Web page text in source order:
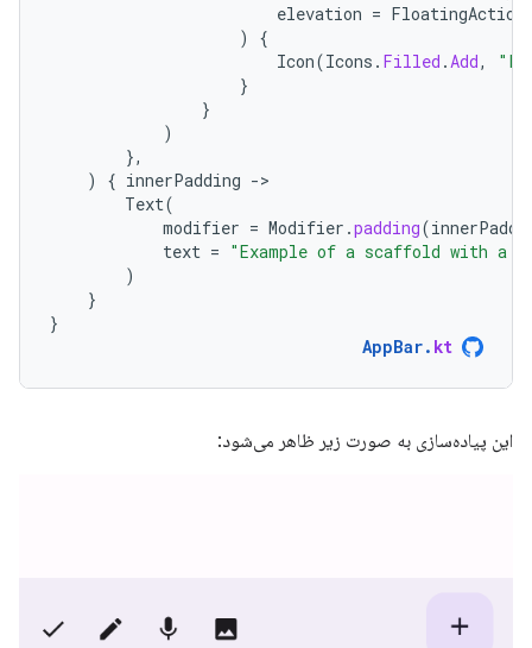
elevation =
)
{
Icon(Icons . Filled .Add,
}
}
)
},
)
{ innerPadding -
Text(
modifier = Modifier .padding(
text = "Example of a scaffold with a
)
}
}
AppBar. kt
این پیاده‌سازی به صورت زیر ظاهر می‌شود: